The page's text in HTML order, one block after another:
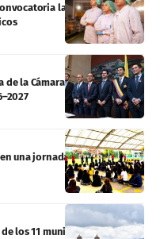
laboral: desde
de la Cámara de
una jornada enfocada en la
los 11 municipios de Sabana